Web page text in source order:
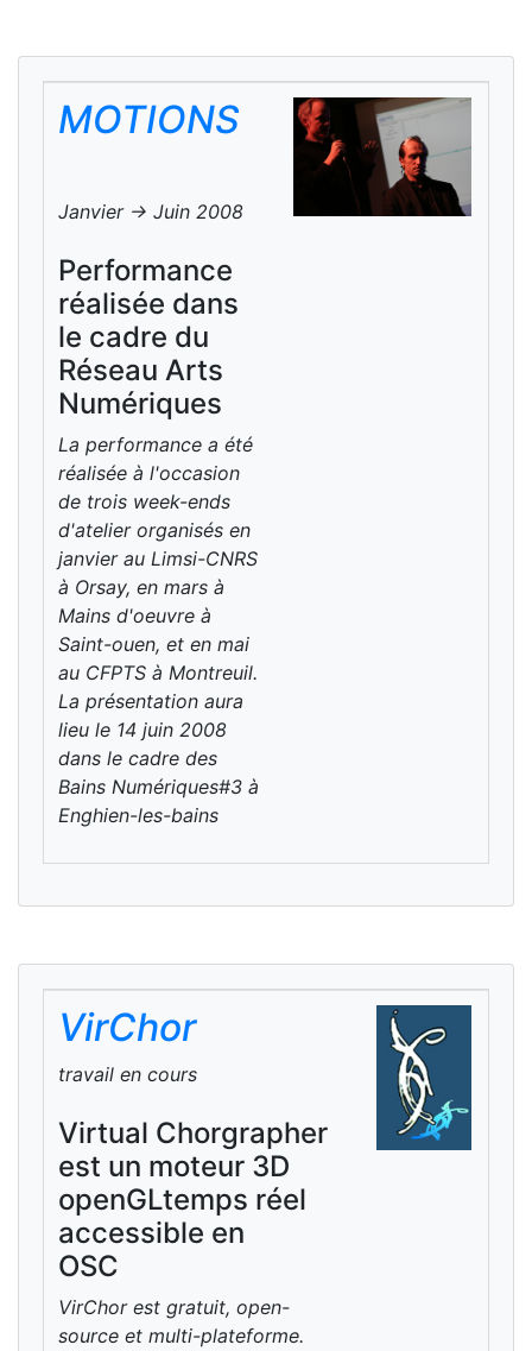
MOTIONS
Janvier -> Juin 2008
Performance
réalisée dans
le cadre du
Réseau Arts
Numériques
La performance a été
réalisée à l'occasion
de trois week-ends
d'atelier organisés en
janvier au Limsi-CNRS
à Orsay, en mars à
Mains d'oeuvre à
Saint-ouen, et en mai
au CFPTS à Montreuil.
La présentation aura
lieu le 14 juin 2008
dans le cadre des
Bains Numériques#3 à
Enghien-les-bains
VirChor
travail en cours
Virtual Chorgrapher
est un moteur 3D
openGLtemps réel
accessible en
OSC
VirChor est gratuit, open-
source et multi-plateforme.